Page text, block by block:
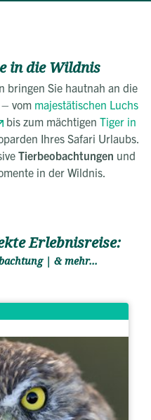
in die Wildnis
bringen Sie hautnah an die
vom majestätischen Luchs
bis zum mächtigenTiger in
Ihres Safari Urlaubs.
Tierbeobachtungen und
in der Wildnis.
Erlebnisreise:
| & mehr...